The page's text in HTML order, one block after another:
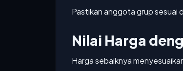
Pastikan anggota grup sesuai
Nilai Harga
Harga sebaiknya